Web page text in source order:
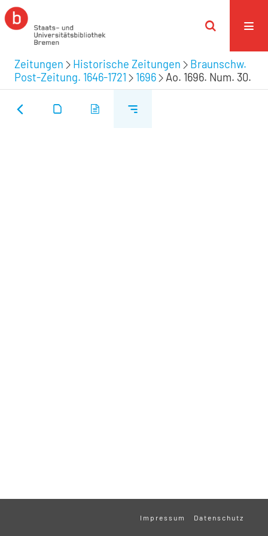
Zeitungen Historische Zeitungen
Braunschw.
Post-Zeitung. 1646-1721
1696 Ao. 1696. Num. 30.
Impressum Datenschutz